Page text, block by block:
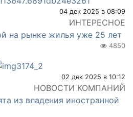
04 дек 2025 в 08:09
ИНТЕРЕСНОЕ
на рынке жилья уже 25 лет
4850
02 дек 2025 в 10:12
НОВОСТИ КОМПАНИЙ
из владения иностранной